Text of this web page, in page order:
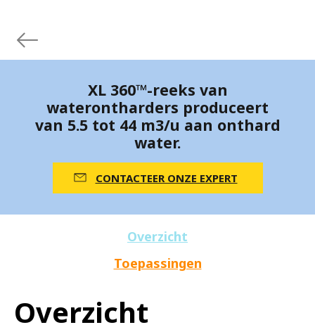
XL 360™-reeks van
waterontharders produceert
van 5.5 tot 44 m3/u aan onthard
water.
CONTACTEER ONZE EXPERT
Overzicht
Toepassingen
Overzicht